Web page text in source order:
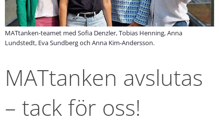
MATtanken-teamet med Sofia Denzler, Tobias Henning, Anna
Lundstedt, Eva Sundberg och Anna Kim-Andersson.
MATtanken avslutas
– tack för oss!